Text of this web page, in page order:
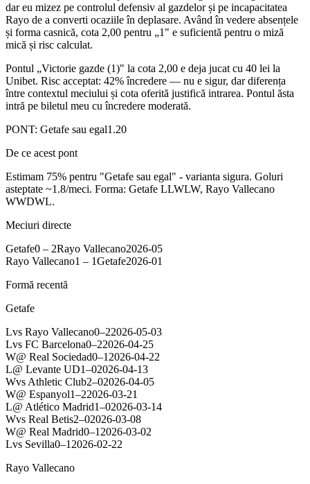
dar eu mizez pe controlul defensiv al gazdelor și pe incapacitatea
Rayo de a converti ocaziile în deplasare. Având în vedere absențele
și forma casnică, cota 2,00 pentru „1" e suficientă pentru o miză
mică și risc calculat.
Pontul „Victorie gazde (1)" la cota 2,00 e deja jucat cu 40 lei la
Unibet. Risc acceptat: 42% încredere — nu e sigur, dar diferența
între contextul meciului și cota oferită justifică intrarea. Pontul ăsta
intră pe biletul meu cu încredere moderată.
PONT: Getafe sau egal1.20
De ce acest pont
Estimam 75% pentru "Getafe sau egal" - varianta sigura. Goluri
asteptate ~1.8/meci. Forma: Getafe LLWLW, Rayo Vallecano
WWDWL.
Meciuri directe
Getafe0 – 2Rayo Vallecano2026-05
Rayo Vallecano1 – 1Getafe2026-01
Formă recentă
Getafe
Lvs Rayo Vallecano0–22026-05-03
Lvs FC Barcelona0–22026-04-25
W@ Real Sociedad0–1 2026-04-22
L@ Levante UD1–02026-04-13
Wvs Athletic Club2–02026-04-05
W@ Espanyol1–22026-03-21
L@ Atlético Madrid1–02026-03-14
Wvs Real Betis2–02026-03-08
W@ Real Madrid0–1 2026-03-02
Lvs Sevilla0–1 2026-02-22
Rayo Vallecano